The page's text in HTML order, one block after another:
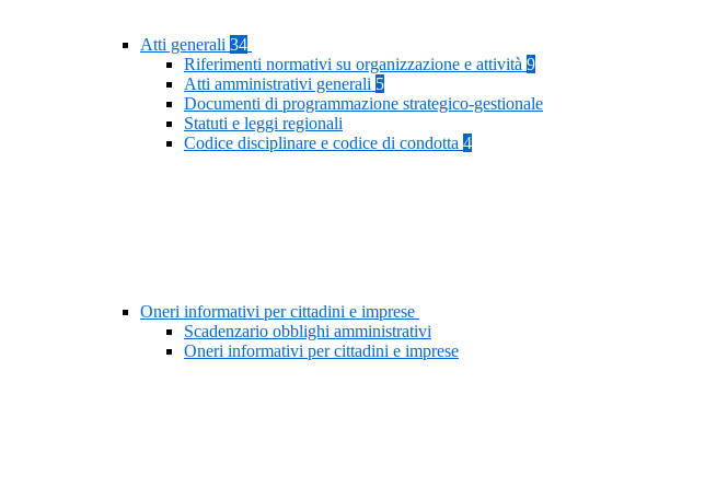
Atti generali 34
Riferimenti normativi su organizzazione e attività 9
Atti amministrativi generali 5
Documenti di programmazione strategico-gestionale
Statuti e leggi regionali
Codice disciplinare e codice di condotta 4
Oneri informativi per cittadini e imprese
Scadenzario obblighi amministrativi
Oneri informativi per cittadini e imprese